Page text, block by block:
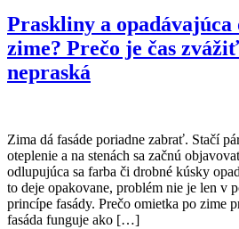
Praskliny a opadávajúca
zime? Prečo je čas
nepraská
Zima dá fasáde poriadne zabrať. Stačí
oteplenie a na stenách sa začnú
odlupujúca sa farba či drobné kúsky
to deje opakovane, problém nie je len v
princípe fasády. Prečo omietka po zime
fasáda funguje ako […]